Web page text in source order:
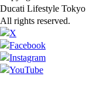
Ducati Lifestyle Tokyo
All rights reserved.